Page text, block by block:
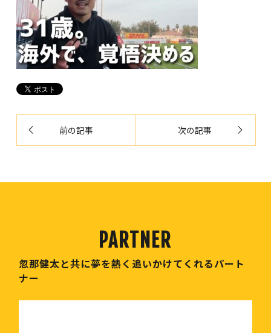
前の記事 次の記事
忽那健太と共に夢を熱く追いかけてくれるパート
ナー